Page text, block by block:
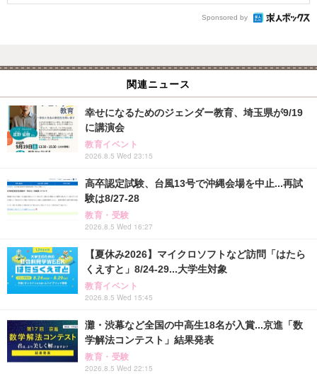
Sponsored by
関連ニュース
幸せになるためのジェンダー教育、埼玉県が9/19
に講演会
教育イベント
2026.8.5 Wed 23:15
高卒認定試験、台風13号で沖縄会場を中止...再試
験は8/27-28
教育・受験
2026.8.5 Wed 16:27
【夏休み2026】マイクロソフトなど訪問「はたら
くえすと」8/24-29...大学生対象
教育イベント
2026.8.5 Wed 15:45
灘・渋幕など全国の中高生18名が入賞...京進「数
学解法コンテスト」結果発表
教育・受験
2026.8.5 Wed 22:15